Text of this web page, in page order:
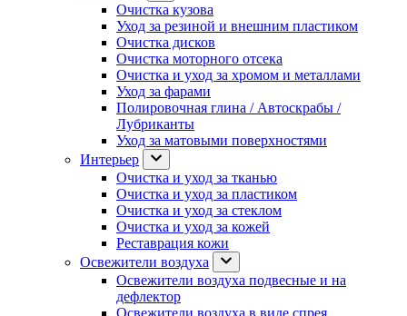
Очистка кузова
Уход за резиной и внешним пластиком
Очистка дисков
Очистка моторного отсека
Очистка и уход за хромом и металлами
Уход за фарами
Полировочная глина / Автоскрабы /
Лубриканты
Уход за матовыми поверхностями
Интерьер
Очистка и уход за тканью
Очистка и уход за пластиком
Очистка и уход за стеклом
Очистка и уход за кожей
Реставрация кожи
Освежители воздуха
Освежители воздуха подвесные и на
дефлектор
Освежители воздуха в виде спрея